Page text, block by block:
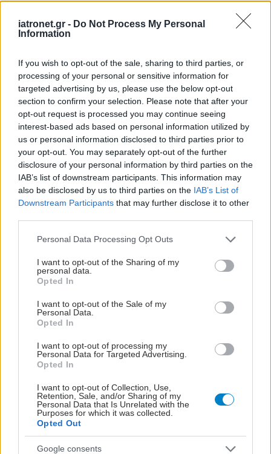
iatronet.gr - Do Not Process My Personal
Information
If you wish to opt-out of the sale, sharing to third parties, or
processing of your personal or sensitive information for
targeted advertising by us, please use the below opt-out
section to confirm your selection. Please note that after your
opt-out request is processed you may continue seeing
interest-based ads based on personal information utilized by
us or personal information disclosed to third parties prior to
your opt-out. You may separately opt-out of the further
disclosure of your personal information by third parties on the
IAB’s list of downstream participants. This information may
also be disclosed by us to third parties on the IAB’s List of
Downstream Participants that may further disclose it to other
Please note that this website/app uses one or more Google
not limited to your visit or usage behaviour. You may click to
grant or deny consent to Google and its third-party tags to
use your data for below specified purposes in below Google
consent section.
Personal Data Processing Opt Outs
I want to opt-out of the Sharing of my
personal data.
Opted In
I want to opt-out of the Sale of my
Personal Data.
Opted In
I want to opt-out of processing my
Personal Data for Targeted Advertising.
Opted In
I want to opt-out of Collection, Use,
Retention, Sale, and/or Sharing of my
Personal Data that Is Unrelated with the
Purposes for which it was collected.
Opted Out
Google consents
ΣΗΜΕΡΑ ΣΤΟ IATRONET.GR